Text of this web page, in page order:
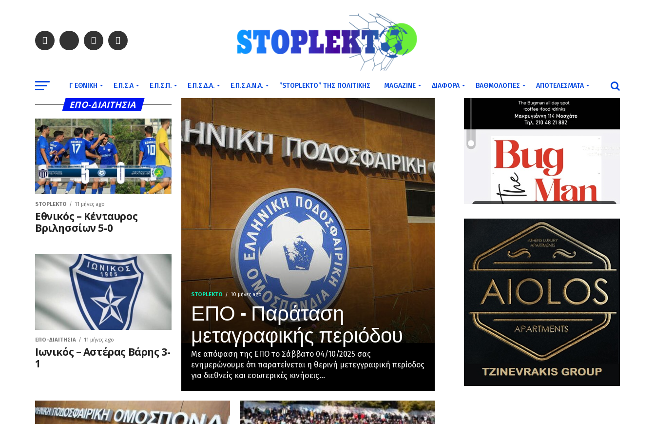
Γ ΕΘΝΙΚΉ Ε.Π.Σ.Α Ε.Π.Σ.Π. Ε.Π.Σ.Δ.Α. Ε.Π.Σ.Α.Ν.Α. ”STOPLEKTO” ΤΗΣ ΠΟΛΙΤΙΚΗΣ MAGAZINE ΔΙΆΦΟΡΑ ΒΑΘΜΟΛΟΓΊΕΣ ΑΠΟΤΕΛΈΣΜΑΤΑ
STOPLEKTO 10 μήνες ago
ΕΠΟ – Παράταση
μεταγραφικής περιόδου
Με απόφαση της ΕΠΟ το Σάββατο 04/10/2025 σας
ενημερώνουμε ότι παρατείνεται η θερινή μετεγγραφική περίοδος
για διεθνείς και εσωτερικές κινήσεις...
ΕΠΟ-ΔΙΑΙΤΗΣΊΑ
STOPLEKTO 11 μήνες ago
Εθνικός – Κένταυρος
Βριλησσίων 5-0
ΕΠΟ-ΔΙΑΙΤΗΣΊΑ 11 μήνες ago
Ιωνικός – Αστέρας Βάρης 3-
1